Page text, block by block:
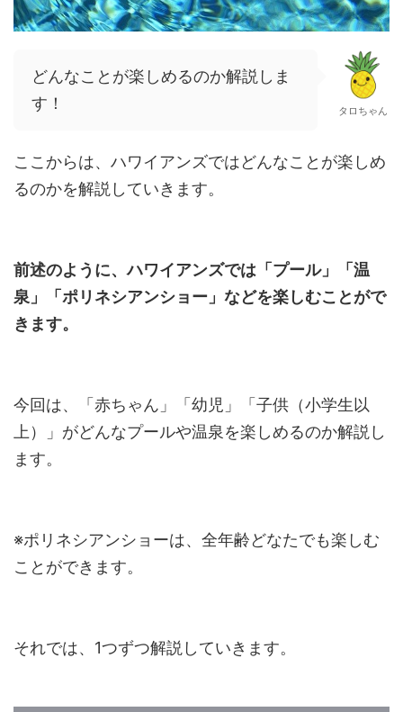
どんなことが楽しめるのか解説しま
す！
タロちゃん
ここからは、ハワイアンズではどんなことが楽しめ
るのかを解説していきます。
前述のように、ハワイアンズでは「プール」「温
泉」「ポリネシアンショー」などを楽しむことがで
きます。
今回は、「赤ちゃん」「幼児」「子供（小学生以
上）」がどんなプールや温泉を楽しめるのか解説し
ます。
※ポリネシアンショーは、全年齢どなたでも楽しむ
ことができます。
それでは、1つずつ解説していきます。